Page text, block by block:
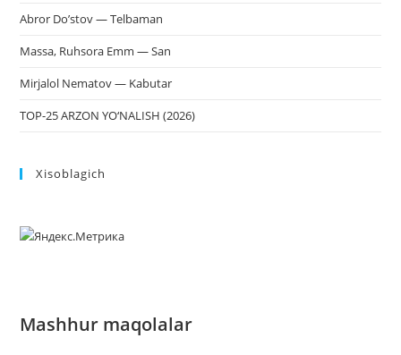
Abror Do’stov — Telbaman
Massa, Ruhsora Emm — San
Mirjalol Nematov — Kabutar
TOP-25 ARZON YO‘NALISH (2026)
Xisoblagich
Mashhur maqolalar